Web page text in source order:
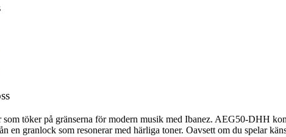
som töker på gränserna för modern musik med Ibanez. AEG50-DHH
en granlock som resonerar med härliga toner. Oavsett om du spelar